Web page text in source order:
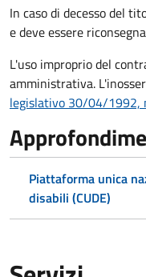
In caso di decesso del
e deve essere
L'uso improprio del
amministrativa.
legislativo 30/04/1992,
Piattaforma unica
disabili (CUDE)